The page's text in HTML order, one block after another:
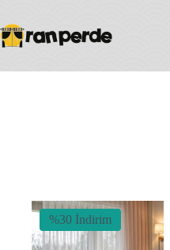
content
%30 İndirim